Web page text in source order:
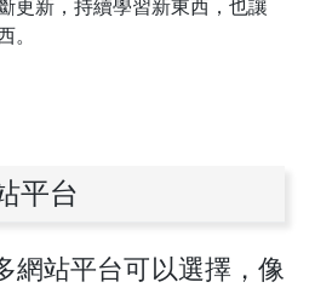
更新，持續學習新東西，也讓
。
平台
網站平台可以選擇，像